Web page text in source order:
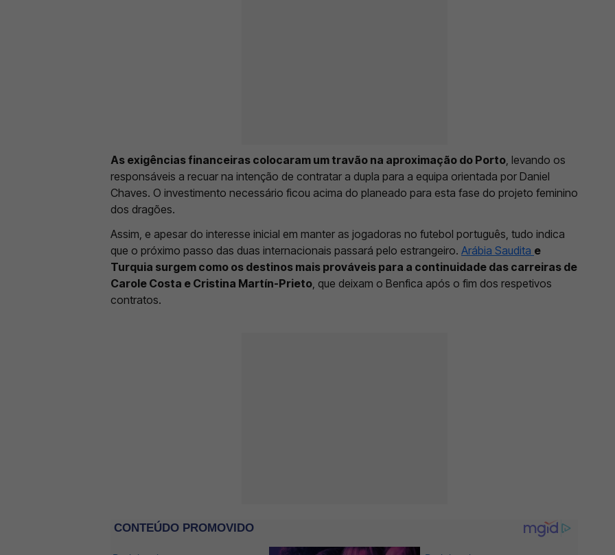
As exigências financeiras colocaram um travão na aproximação do Porto, levando os
responsáveis a recuar na intenção de contratar a dupla para a equipa orientada por Daniel
Chaves. O investimento necessário ficou acima do planeado para esta fase do projeto feminino
dos dragões.
Assim, e apesar do interesse inicial em manter as jogadoras no futebol português, tudo indica
que o próximo passo das duas internacionais passará pelo estrangeiro. Arábia Saudita e
Turquia surgem como os destinos mais prováveis para a continuidade das carreiras de
Carole Costa e Cristina Martín-Prieto, que deixam o Benfica após o fim dos respetivos
contratos.